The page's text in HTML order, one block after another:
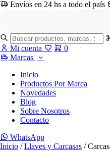
Envíos en 24 hs a todo el país
Mi cuenta
0
Marcas
Inicio
Productos Por Marca
Novedades
Blog
Sobre Nosotros
Contacto
WhatsApp
Inicio /Llaves y Carcasas /